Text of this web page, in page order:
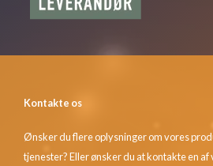
Kontakte os
Ønsker du flere oplysninger om vores
tjenester? Eller ønsker du at kontakte en